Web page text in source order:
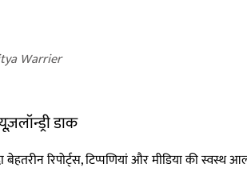
Warrier
डाक
बेहतरीन रिपोर्ट्स, टिप्पणियां और मीडिया की स्वस्थ